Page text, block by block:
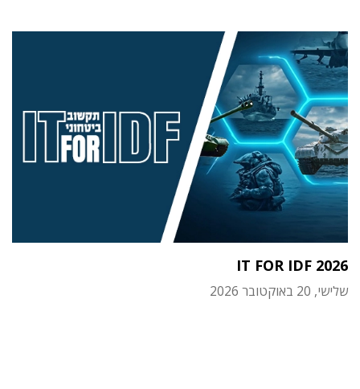
IT FOR IDF 2026
שלישי, 20 באוקטובר 2026